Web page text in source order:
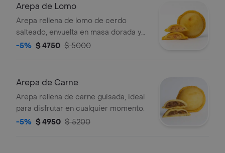
Arepa de Lomo
Arepa rellena de lomo de cerdo
salteado, envuelta en masa dorada y
crujiente.
-5% $ 4750 $ 5000
Arepa de Carne
Arepa rellena de carne guisada, ideal
para disfrutar en cualquier momento.
-5% $ 4950 $ 5200